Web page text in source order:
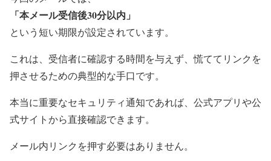
「本メール受信後30分以内」
という短い期限が設定されています。
これは、受信者に確認する時間を与えず、慌ててリンクを
押させるための典型的な手口です。
本当に重要なセキュリティ通知であれば、公式アプリや公
式サイトから直接確認できます。
メール内リンクを押す必要はありません。